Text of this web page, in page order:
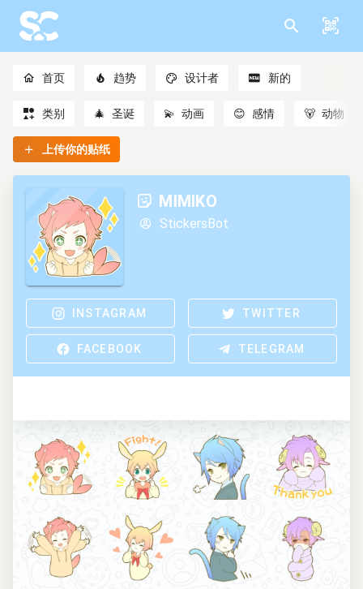
首页 趋势 设计者 新的
类别 🎄 圣诞 💫 动画 😊 感情 🐻 动物
上传你的贴纸
MIMIKO
StickersBot
INSTAGRAM TWITTER
FACEBOOK TELEGRAM